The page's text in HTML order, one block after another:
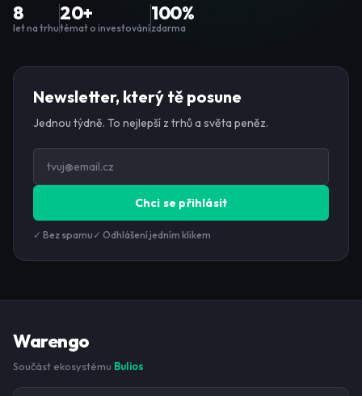
8
let na trhu
20+
témat o investování
100%
zdarma
Newsletter, který tě posune
Jednou týdně. To nejlepší z trhů a světa peněz.
Chci se přihlásit
✓ Bez spamu ✓ Odhlášení jedním klikem
Warengo
Součást ekosystému Bulios